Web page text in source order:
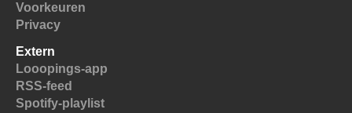
Voorkeuren
Privacy
Extern
Looopings-app
RSS-feed
Spotify-playlist